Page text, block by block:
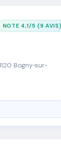
NOTE 4,1/5 (9 AVIS)
Bogny-sur-